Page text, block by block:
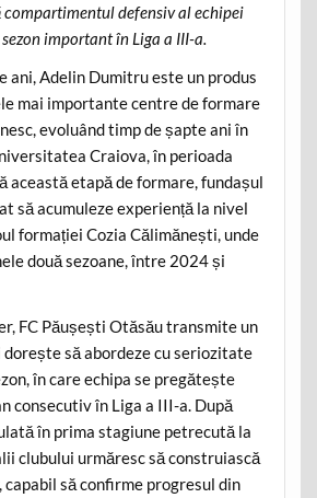
compartimentul defensiv al echipei
important în Liga a III-a.
ani, Adelin Dumitru este un produs
mai importante centre de formare
evoluând timp de șapte ani în
Craiova, în perioada
această etapă de formare, fundașul
să acumuleze experiență la nivel
formației Cozia Călimănești, unde
două sezoane, între 2024 și
FC Păușești Otăsău transmite un
dorește să abordeze cu seriozitate
în care echipa se pregătește
consecutiv în Liga a III-a. După
în prima stagiune petrecută la
clubului urmăresc să construiască
să confirme progresul din